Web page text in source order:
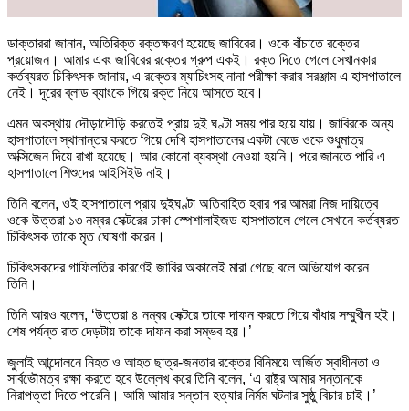
ডাক্তাররা জানান, অতিরিক্ত রক্তক্ষরণ হয়েছে জাবিরের। ওকে বাঁচাতে রক্তের
প্রয়োজন। আমার এবং জাবিরের রক্তের গ্রুপ একই। রক্ত দিতে গেলে সেখানকার
কর্তব্যরত চিকিৎসক জানায়, এ রক্তের ম্যাচিংসহ নানা পরীক্ষা করার সরঞ্জাম এ হাসপাতালে
নেই। দূরের ব্লাড ব্যাংকে গিয়ে রক্ত নিয়ে আসতে হবে।
এমন অবস্থায় দৌড়াদৌড়ি করতেই প্রায় দুই ঘণ্টা সময় পার হয়ে যায়। জাবিরকে অন্য
হাসপাতালে স্থানান্তর করতে গিয়ে দেখি হাসপাতালের একটা বেডে ওকে শুধুমাত্র
অক্সিজেন দিয়ে রাখা হয়েছে। আর কোনো ব্যবস্থা নেওয়া হয়নি। পরে জানতে পারি এ
হাসপাতালে শিশুদের আইসিইউ নাই।
তিনি বলেন, ওই হাসপাতালে প্রায় দুইঘণ্টা অতিবাহিত হবার পর আমরা নিজ দায়িত্বে
ওকে উত্তরা ১৩ নম্বর সেক্টরের ঢাকা স্পেশালাইজড হাসপাতালে গেলে সেখানে কর্তব্যরত
চিকিৎসক তাকে মৃত ঘোষণা করেন।
চিকিৎসকদের গাফিলতির কারণেই জাবির অকালেই মারা গেছে বলে অভিযোগ করেন
তিনি।
তিনি আরও বলেন, ‘উত্তরা ৪ নম্বর সেক্টরে তাকে দাফন করতে গিয়ে বাঁধার সম্মুখীন হই।
শেষ পর্যন্ত রাত দেড়টায় তাকে দাফন করা সম্ভব হয়।’
জুলাই আন্দোলনে নিহত ও আহত ছাত্র-জনতার রক্তের বিনিময়ে অর্জিত স্বাধীনতা ও
সার্বভৌমত্ব রক্ষা করতে হবে উল্লেখ করে তিনি বলেন, ‘এ রাষ্ট্র আমার সন্তানকে
নিরাপত্তা দিতে পারেনি। আমি আমার সন্তান হত্যার নির্মম ঘটনার সুষ্ঠু বিচার চাই।’